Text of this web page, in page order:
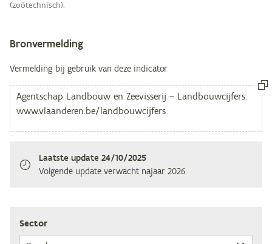
(zoötechnisch).
Bronvermelding
Vermelding bij gebruik van deze indicator
Laatste update 24/10/2025
Volgende update verwachtnajaar 2026
Sec­tor